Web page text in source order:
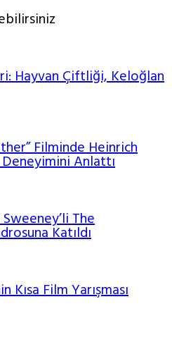
Hayvan Çiftliği, Keloğlan
Filminde Heinrich
Deneyimini Anlattı
The
Katıldı
Kısa Film Yarışması